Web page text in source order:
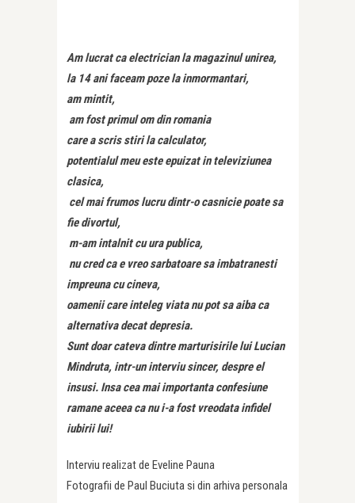
Am lucrat ca electrician la magazinul unirea,
la 14 ani faceam poze la inmormantari,
am mintit,
am fost primul om din romania
care a scris stiri la calculator,
potentialul meu este epuizat in televiziunea
clasica,
cel mai frumos lucru dintr-o casnicie poate sa
fie divortul,
m-am intalnit cu ura publica,
nu cred ca e vreo sarbatoare sa imbatranesti
impreuna cu cineva,
oamenii care inteleg viata nu pot sa aiba ca
alternativa decat depresia.
Sunt doar cateva dintre marturisirile lui Lucian
Mindruta, intr-un interviu sincer, despre el
insusi. Insa cea mai importanta confesiune
ramane aceea ca nu i-a fost vreodata infidel
iubirii lui!
Interviu realizat de Eveline Pauna
Fotografii de Paul Buciuta si din arhiva personala